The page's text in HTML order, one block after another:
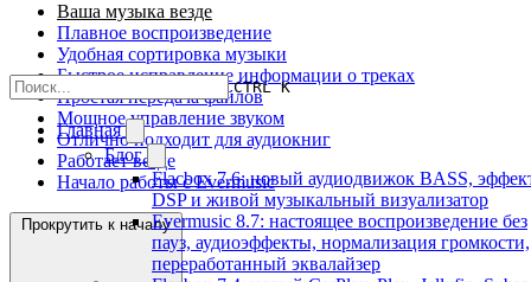
CTRL K
Главная
Блог
Flacbox 7.6: новый аудиодвижок BASS,
DSP и живой музыкальный визуализатор
Evermusic 8.7: настоящее воспроизведение без
пауз, аудиоэффекты, нормализация громкости,
переработанный эквалайзер
Ваша музыка везде
Плавное воспроизведение
Удобная сортировка музыки
Быстрое исправление информации о треках
Простая передача файлов
Мощное управление звуком
Отлично подходит для аудиокниг
Работает везде
Начало работы с Evermusic
Прокрутить к началу